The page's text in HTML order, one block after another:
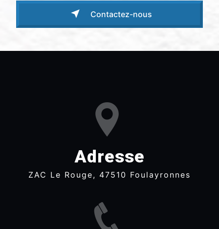
Contactez-nous
Adresse
ZAC Le Rouge, 47510 Foulayronnes